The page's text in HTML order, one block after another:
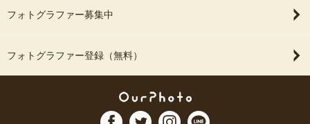
フォトグラファー募集中
フォトグラファー登録（無料）